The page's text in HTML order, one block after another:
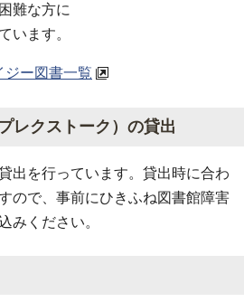
難な方​​​​​に
います。
ジー図書一覧
レクストーク）の貸出
出を行っています。貸出時に合わ
ので、事前にひきふね図書館障害
みください。